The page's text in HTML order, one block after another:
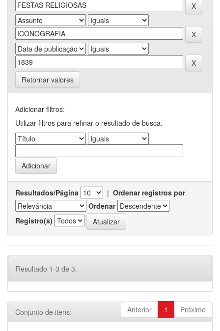
Retornar valores
Adicionar filtros:
Utilizar filtros para refinar o resultado de busca.
Resultados/Página | Ordenar registros por
Ordenar
Registro(s)
Resultado 1-3 de 3.
Anterior 1 Próximo
Conjunto de itens: